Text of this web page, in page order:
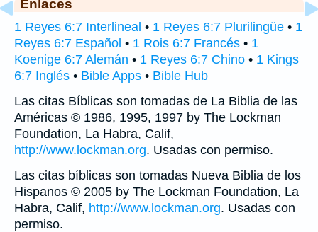
Enlaces
1 Reyes 6:7 Interlineal • 1 Reyes 6:7 Plurilingüe • 1
Reyes 6:7 Español • 1 Rois 6:7 Francés • 1
Koenige 6:7 Alemán • 1 Reyes 6:7 Chino • 1 Kings
6:7 Inglés • Bible Apps • Bible Hub
Las citas Bíblicas son tomadas de La Biblia de las
Américas © 1986, 1995, 1997 by The Lockman
Foundation, La Habra, Calif,
http://www.lockman.org. Usadas con permiso.
Las citas bíblicas son tomadas Nueva Biblia de los
Hispanos © 2005 by The Lockman Foundation, La
Habra, Calif, http://www.lockman.org. Usadas con
permiso.